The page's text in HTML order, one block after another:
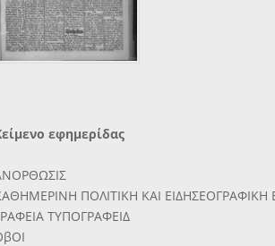
εφημερίδας
ΠΟΛΙΤΙΚΗ ΚΑΙ ΕΙΔΗΣΕΟΓΡΑΦΙΚΗ
ΤΥΠΟΓΡΑΦΕΙΔ